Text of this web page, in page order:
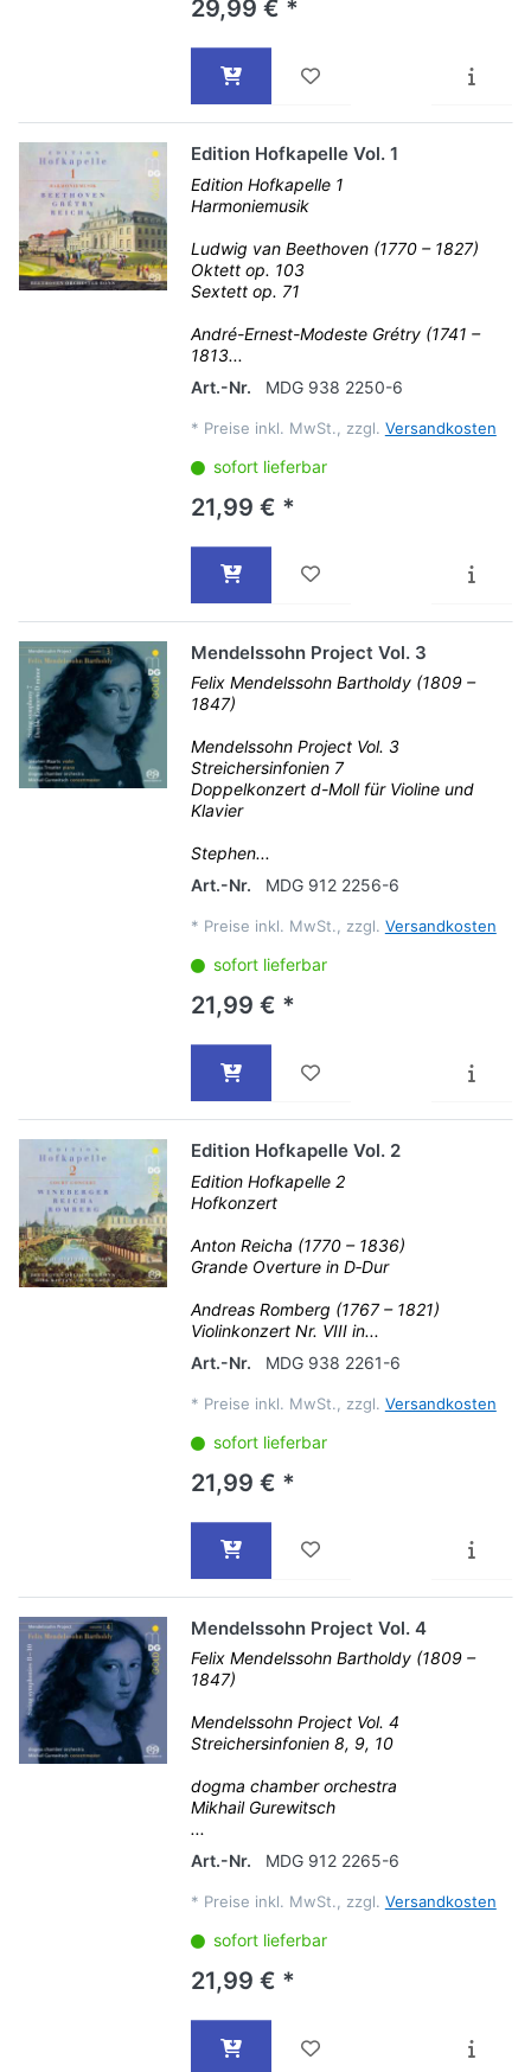
29,99 € *
Edition Hofkapelle Vol. 1
Edition Hofkapelle 1
Harmoniemusik
Ludwig van Beethoven (1770 – 1827)
Oktett op. 103
Sextett op. 71
André-Ernest-Modeste Grétry (1741 –
1813...
Art.-Nr.
MDG 938 2250-6
* Preise inkl. MwSt., zzgl. Versandkosten
sofort lieferbar
21,99 € *
Mendelssohn Project Vol. 3
Felix Mendelssohn Bartholdy (1809 –
1847)
Mendelssohn Project Vol. 3
Streichersinfonien 7
Doppelkonzert d-Moll für Violine und
Klavier
Stephen...
Art.-Nr.
MDG 912 2256-6
* Preise inkl. MwSt., zzgl. Versandkosten
sofort lieferbar
21,99 € *
Edition Hofkapelle Vol. 2
Edition Hofkapelle 2
Hofkonzert
Anton Reicha (1770 – 1836)
Grande Overture in D‐Dur
Andreas Romberg (1767 – 1821)
Violinkonzert Nr. VIII in...
Art.-Nr.
MDG 938 2261-6
* Preise inkl. MwSt., zzgl. Versandkosten
sofort lieferbar
21,99 € *
Mendelssohn Project Vol. 4
Felix Mendelssohn Bartholdy (1809 –
1847)
Mendelssohn Project Vol. 4
Streichersinfonien 8, 9, 10
dogma chamber orchestra
Mikhail Gurewitsch
...
Art.-Nr.
MDG 912 2265-6
* Preise inkl. MwSt., zzgl. Versandkosten
sofort lieferbar
21,99 € *